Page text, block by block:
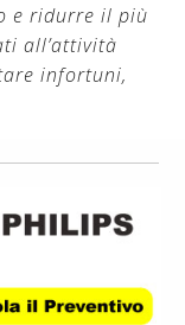
e ridurre il più
all’attività
infortuni,